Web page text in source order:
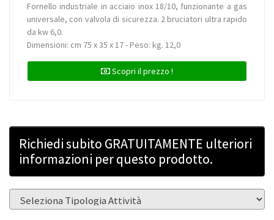
Fornello industriale in acciaio inox 18/10, funzionante a gas
universale, con valvola di sicurezza. 2 bruciatori ultra rapido
da kw 6,0.
Dimensioni: cm 75 x 35 x 17 - Peso: kg. 12,0
Scopri il prezzo !
Richiedi subito GRATUITAMENTE ulteriori
informazioni per questo prodotto.